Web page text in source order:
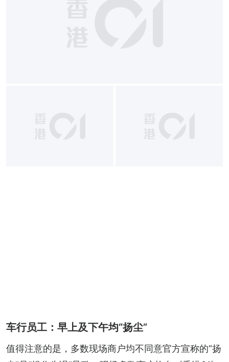
车行员工：早上及下午均“扬尘”
值得注意的是，多数现场商户均不同意官方宣称的“扬